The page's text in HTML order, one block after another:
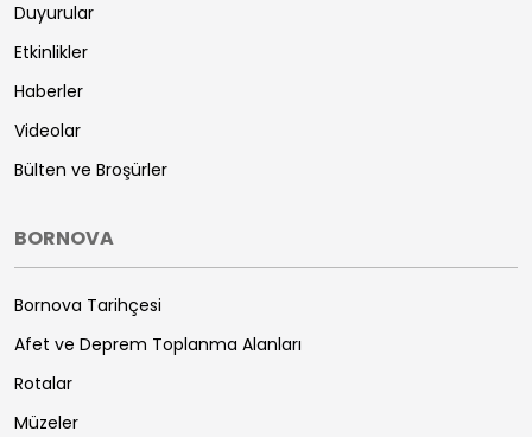
Duyurular
Etkinlikler
Haberler
Videolar
Bülten ve Broşürler
BORNOVA
Bornova Tarihçesi
Afet ve Deprem Toplanma Alanları
Rotalar
Müzeler